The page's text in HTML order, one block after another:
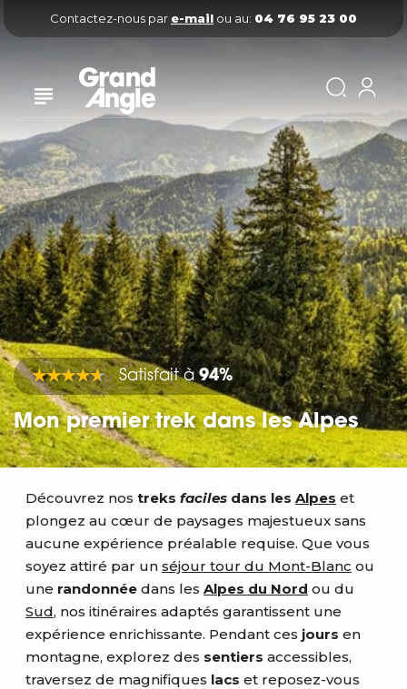
Contactez-nous par e-mail ou au: 04 76 95 23 00
Satisfait à 94%
Mon premier trek dans les Alpes
Découvrez nos treks faciles dans les Alpes et
plongez au cœur de paysages majestueux sans
aucune expérience préalable requise. Que vous
soyez attiré par un séjour tour du Mont-Blanc ou
une randonnée dans les Alpes du Nord ou du
Sud, nos itinéraires adaptés garantissent une
expérience enrichissante. Pendant ces jours en
montagne, explorez des sentiers accessibles,
traversez de magnifiques lacs et reposez-vous